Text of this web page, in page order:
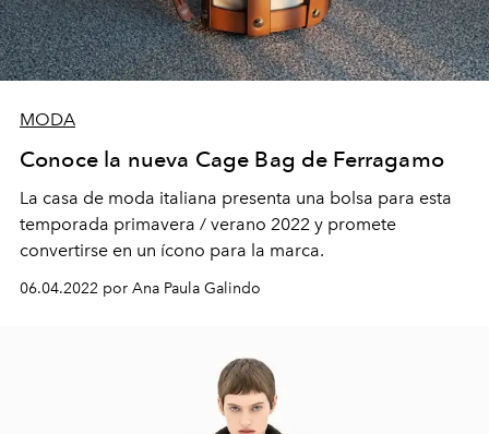
MODA
Conoce la nueva Cage Bag de Ferragamo
La casa de moda italiana presenta una bolsa para esta
temporada primavera / verano 2022 y promete
convertirse en un ícono para la marca.
06.04.2022 por Ana Paula Galindo